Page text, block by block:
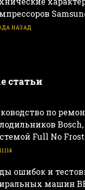
НАЗАД
статьи
по
Full No Frost
ошибок и
машин